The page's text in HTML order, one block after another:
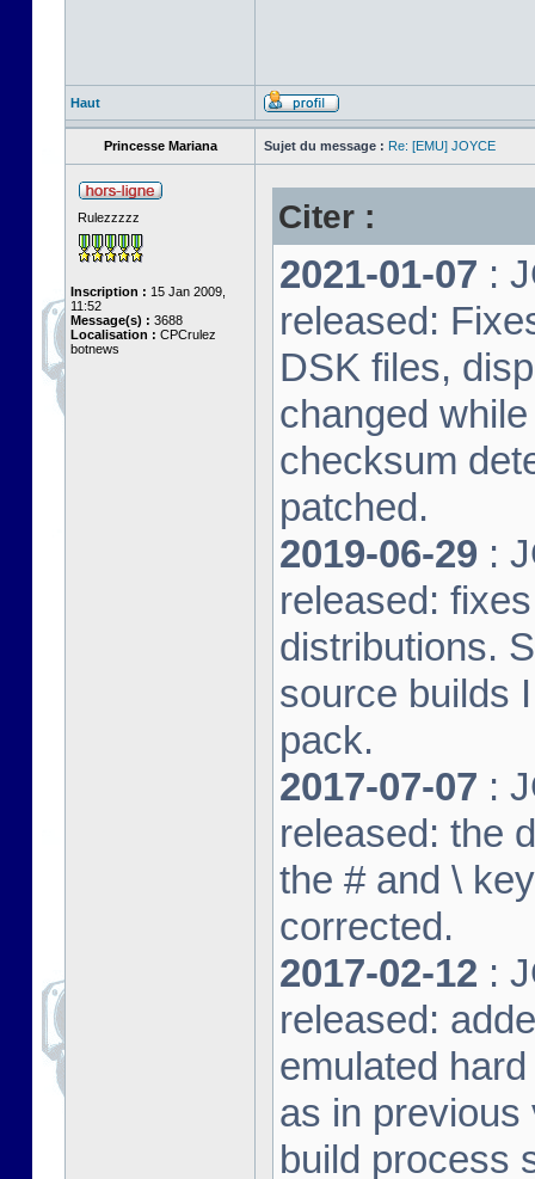
Haut
Princesse Mariana Sujet du message : Re: [EMU] JOYCE
Rulezzzzz
Inscription : 15 Jan 2009,
11:52
Message(s) : 3688
Localisation : CPCrulez
botnews
Citer :
2021-01-07 :
released:
DSK files,
changed
checksum
patched.
2019-06-29 :
released:
distributions.
source builds
pack.
2017-07-07 :
released: the
the # and \
corrected.
2017-02-12 :
released:
emulated
as in previous
build process